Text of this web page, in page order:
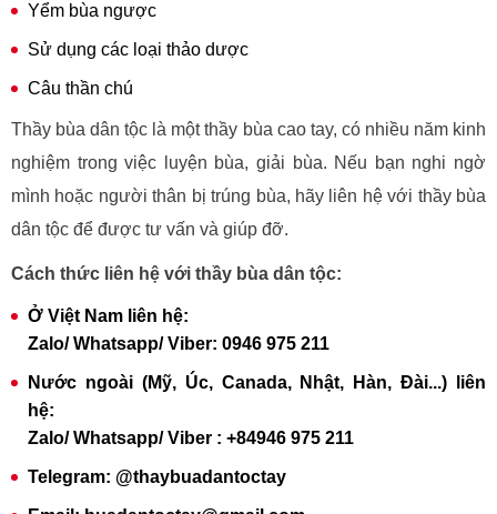
Yểm bùa ngược
Sử dụng các loại thảo dược
Câu thần chú
Thầy bùa dân tộc là một thầy bùa cao tay, có nhiều năm kinh
nghiệm trong việc luyện bùa, giải bùa. Nếu bạn nghi ngờ
mình hoặc người thân bị trúng bùa, hãy liên hệ với thầy bùa
dân tộc để được tư vấn và giúp đỡ.
Cách thức liên hệ với thầy bùa dân tộc:
Ở Việt Nam liên hệ:
Zalo/ Whatsapp/ Viber: 0946 975 211
Nước ngoài (Mỹ, Úc, Canada, Nhật, Hàn, Đài...) liên
hệ:
Zalo/ Whatsapp/ Viber : +84946 975 211
Telegram: @thaybuadantoctay